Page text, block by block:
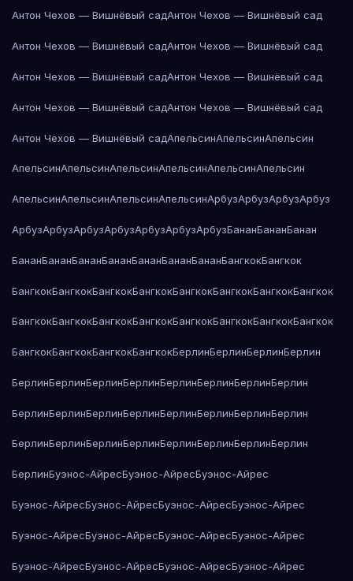
Антон Чехов — Вишнёвый садАнтон Чехов — Вишнёвый сад
Антон Чехов — Вишнёвый садАнтон Чехов — Вишнёвый сад
Антон Чехов — Вишнёвый садАнтон Чехов — Вишнёвый сад
Антон Чехов — Вишнёвый садАнтон Чехов — Вишнёвый сад
Антон Чехов — Вишнёвый садАпельсинАпельсинАпельсин
АпельсинАпельсинАпельсинАпельсинАпельсинАпельсин
АпельсинАпельсинАпельсинАпельсинАрбузАрбузАрбузАрбуз
АрбузАрбузАрбузАрбузАрбузАрбузАрбузБананБананБанан
БананБананБананБананБананБананБананБангкокБангкок
БангкокБангкокБангкокБангкокБангкокБангкокБангкокБангкок
БангкокБангкокБангкокБангкокБангкокБангкокБангкокБангкок
БангкокБангкокБангкокБангкокБерлинБерлинБерлинБерлин
БерлинБерлинБерлинБерлинБерлинБерлинБерлинБерлин
БерлинБерлинБерлинБерлинБерлинБерлинБерлинБерлин
БерлинБерлинБерлинБерлинБерлинБерлинБерлинБерлин
БерлинБуэнос-АйресБуэнос-АйресБуэнос-Айрес
Буэнос-АйресБуэнос-АйресБуэнос-АйресБуэнос-Айрес
Буэнос-АйресБуэнос-АйресБуэнос-АйресБуэнос-Айрес
Буэнос-АйресБуэнос-АйресБуэнос-АйресБуэнос-Айрес